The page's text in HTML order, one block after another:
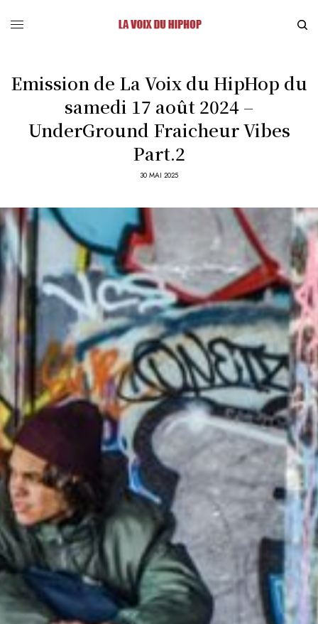
Emission de La Voix du HipHop du
samedi 17 août 2024 –
UnderGround Fraicheur Vibes
Part.2
30 MAI 2025